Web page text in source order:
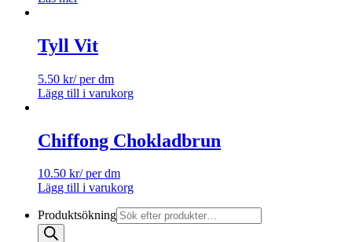
Tyll Vit
5.50 kr/ per dm
Lägg till i varukorg
Chiffong Chokladbrun
10.50 kr/ per dm
Lägg till i varukorg
Produktsökning